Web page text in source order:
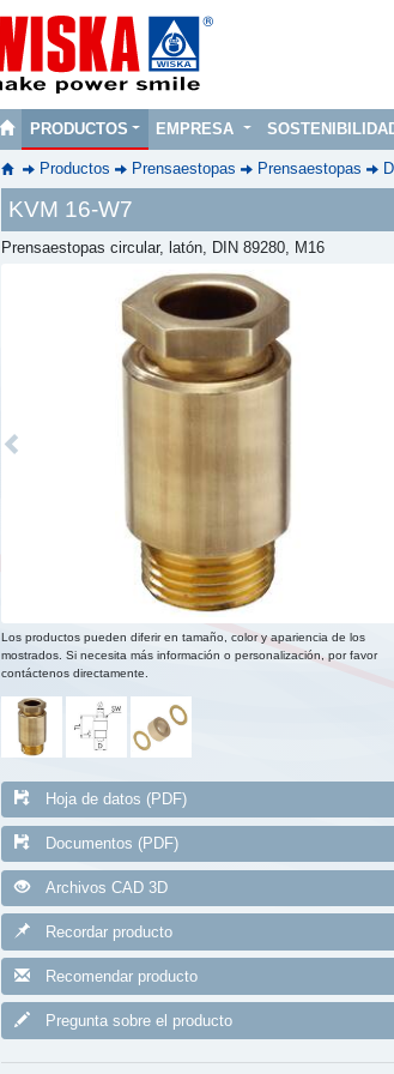
PRODUCTOS EMPRESA
Productos Prensaestopas Prensaestopas
KVM 16-W7
Prensaestopas circular, latón, DIN 89280, M16
Previous
Los productos pueden diferir en tamaño, color y apariencia de los
mostrados. Si necesita más información o personalización, por favor
contáctenos directamente.
Hoja de datos (PDF)
Documentos (PDF)
Archivos CAD 3D
Recordar producto
Recomendar producto
Pregunta sobre el producto